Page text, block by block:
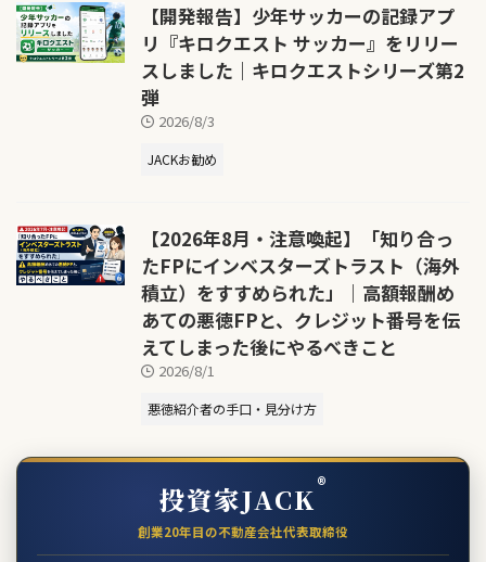
【開発報告】少年サッカーの記録アプ
リ『キロクエスト サッカー』をリリー
スしました｜キロクエストシリーズ第2
弾
2026/8/3
JACKお勧め
【2026年8月・注意喚起】「知り合っ
たFPにインベスターズトラスト（海外
積立）をすすめられた」｜高額報酬め
あての悪徳FPと、クレジット番号を伝
えてしまった後にやるべきこと
2026/8/1
悪徳紹介者の手口・見分け方
投資家JACK®
創業20年目の不動産会社代表取締役